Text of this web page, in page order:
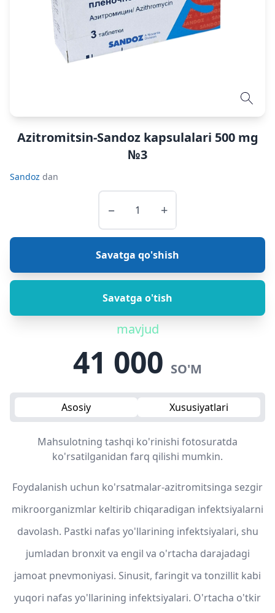
Azitromitsin-Sandoz kapsulalari 500 mg
№3
Sandoz dan
− +
Savatga qo'shish
Savatga o'tish
mavjud
41 000 SO'M
Asosiy Xususiyatlari
Mahsulotning tashqi ko'rinishi fotosuratda
ko'rsatilganidan farq qilishi mumkin.
Foydalanish uchun ko'rsatmalar-azitromitsinga sezgir
mikroorganizmlar keltirib chiqaradigan infektsiyalarni
davolash. Pastki nafas yo'llarining infektsiyalari, shu
jumladan bronxit va engil va o'rtacha darajadagi
jamoat pnevmoniyasi. Sinusit, faringit va tonzillit kabi
yuqori nafas yo'llarining infektsiyalari. O'rtacha o'tkir